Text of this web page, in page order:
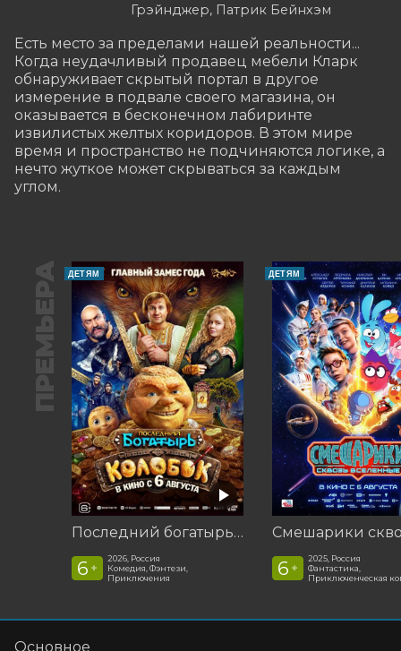
Грэйнджер, Патрик Бейнхэм
Есть место за пределами нашей реальности...
Когда неудачливый продавец мебели Кларк
обнаруживает скрытый портал в другое
измерение в подвале своего магазина, он
оказывается в бесконечном лабиринте
извилистых желтых коридоров. В этом мире
время и пространство не подчиняются логике, а
нечто жуткое может скрываться за каждым
углом.
ПРЕМЬЕРА ДЕТЯМ
Последний богатырь. Колобок
6 +
2026, Россия
Комедия, Фэнтези,
Приключения
ДЕТЯМ
6 +
2025, Россия
Фантастика,
Приключенческая
Основное